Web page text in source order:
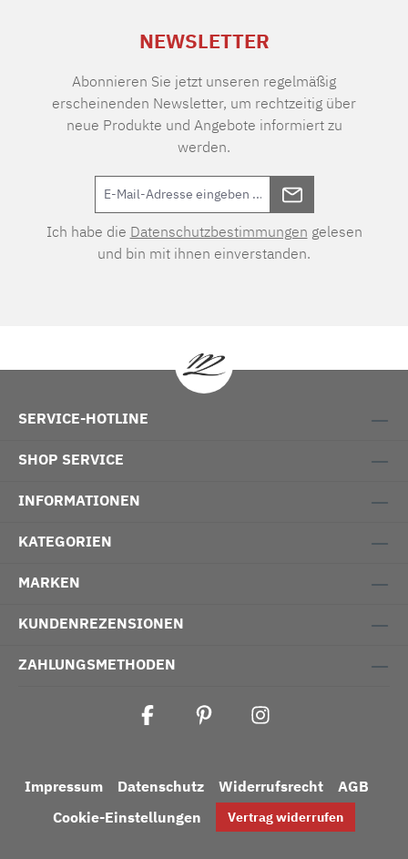
NEWSLETTER
Abonnieren Sie jetzt unseren regelmäßig
erscheinenden Newsletter, um rechtzeitig über
neue Produkte und Angebote informiert zu
werden.
Ich habe die Datenschutzbestimmungen gelesen
und bin mit ihnen einverstanden.
SERVICE-HOTLINE
SHOP SERVICE
INFORMATIONEN
KATEGORIEN
MARKEN
KUNDENREZENSIONEN
ZAHLUNGSMETHODEN
Impressum Datenschutz Widerrufsrecht
AGB
Cookie-Einstellungen
Vertrag widerrufen